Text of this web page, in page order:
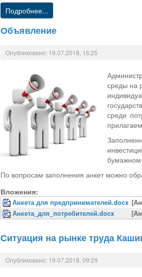
Подробнее...
Объявление
Опубликовано: 19.07.2018, 16:25
среды на
среди
бумажном
По вопросам заполнения анкет можно
Вложения:
Анкета для предпринимателей.docx
Анкета_для_потребителей.docx
Ситуация на рынке труда
Опубликовано: 19.07.2018, 09:29